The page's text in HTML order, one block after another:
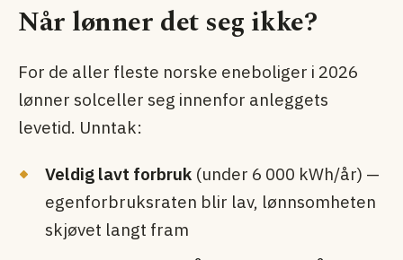
Når lønner det seg ikke?
For de aller fleste norske eneboliger i 2026
lønner solceller seg innenfor anleggets
levetid. Unntak:
Veldig lavt forbruk (under 6 000 kWh/år) —
egenforbruksraten blir lav, lønnsomheten
skjøvet langt fram